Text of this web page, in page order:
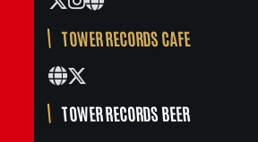
TOWER RECORDS CAFE
TOWER RECORDS BEER